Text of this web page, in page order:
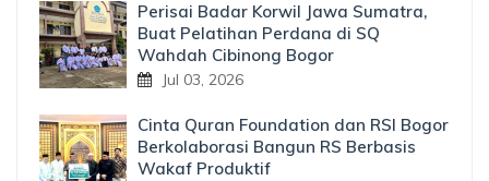
Perisai Badar Korwil Jawa Sumatra,
Buat Pelatihan Perdana di SQ
Wahdah Cibinong Bogor
Jul 03, 2026
Cinta Quran Foundation dan RSI Bogor
Berkolaborasi Bangun RS Berbasis
Wakaf Produktif